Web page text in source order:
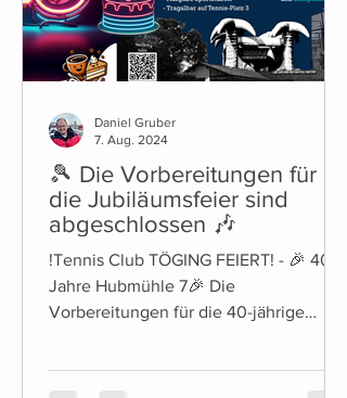
🎾 Die Vorbereitungen für
die Jubiläumsfeier sind
abgeschlossen 🎶
!Tennis Club TÖGING FEIERT! - 🎉 40
Jahre Hubmühle 7🎉 Die
Vorbereitungen für die 40-jährige
Daniel Gruber
7. Aug. 2024